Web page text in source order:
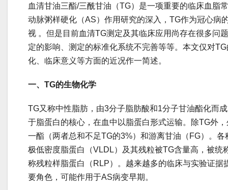
血清甘油三酯/三酰甘油（TG）是一项重要的临床血脂
动脉粥样硬化（AS）作用研究的深入，TG作为冠心病
视 。但是目前血清TG测定及其临床应用尚存在很多问
定的影响、测定的标准化系统不完善等等。本文仅对
化、临床意义等方面的近况作一简述。
一、TG的生物化学
TG又称中性脂肪，由3分子脂肪酸和1分子甘油酯化而
于脂蛋白的核心，在血中以脂蛋白形式运输。除TG外
一酯（两者总和不足TG的3%）和游离甘油（FG）。
极低密度脂蛋白（VLDL）及其残粒被TG含量高，被统
称残粒样脂蛋白（RLP）。越来越多的临床与实验证据
要角色，可能作用于AS病变早期。